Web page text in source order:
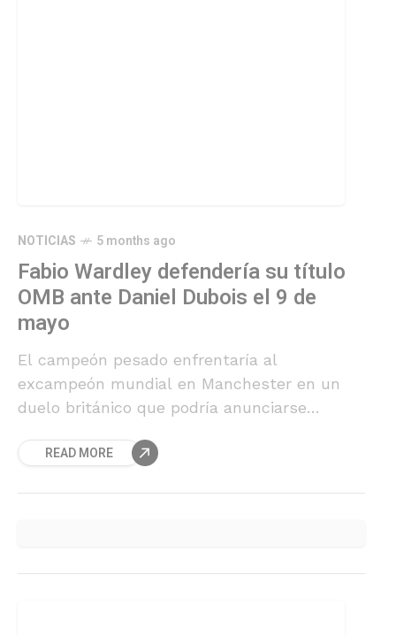
NOTICIAS 5 months ago
Fabio Wardley defendería su título
OMB ante Daniel Dubois el 9 de
mayo
El campeón pesado enfrentaría al
excampeón mundial en Manchester en un
duelo británico que podría anunciarse
READ MORE